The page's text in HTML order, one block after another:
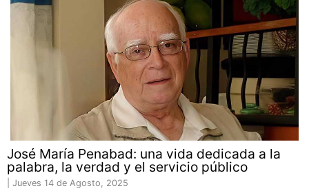
José María Penabad: una vida dedicada a la
palabra, la verdad y el servicio público
Jueves 14 de Agosto, 2025